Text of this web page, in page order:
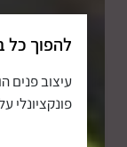
להפוך כל
עיצוב פנים
פונקציונלי